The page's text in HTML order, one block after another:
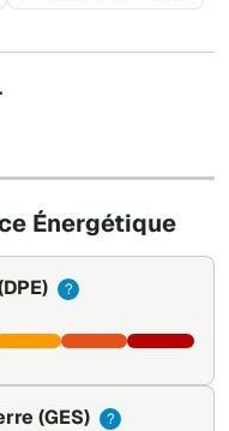
Énergétique
?
(GES) ?